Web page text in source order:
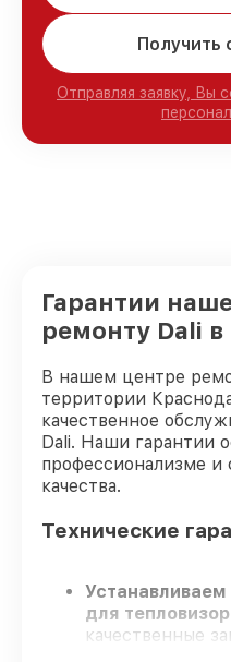
Получить
Отправляя заявку, Вы
Гарантии
ремонту Dali
В нашем центре
территории
качественное
Dali. Наши гарантии
профессионализме и
качества.
Технические
для
качественные